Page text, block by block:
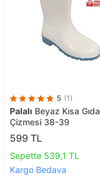
5 (1)
Palalı Beyaz Kısa Gıda
Çizmesi 38-39
599 TL
Sepette 539,1 TL
Kargo Bedava